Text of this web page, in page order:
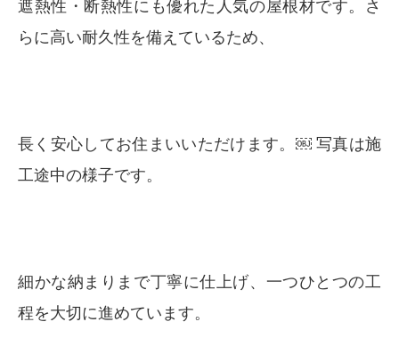
遮熱性・断熱性にも優れた人気の屋根材です。さ
らに高い耐久性を備えているため、
長く安心してお住まいいただけます。￼ 写真は施
工途中の様子です。
細かな納まりまで丁寧に仕上げ、一つひとつの工
程を大切に進めています。